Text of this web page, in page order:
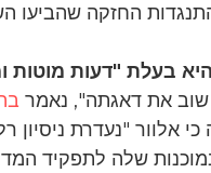
החזקה שהביעו
בעלת "דעות מוטות
את דאגתה", נאמר
אלוור "נעדרת ניסיון
שלה לתפקיד